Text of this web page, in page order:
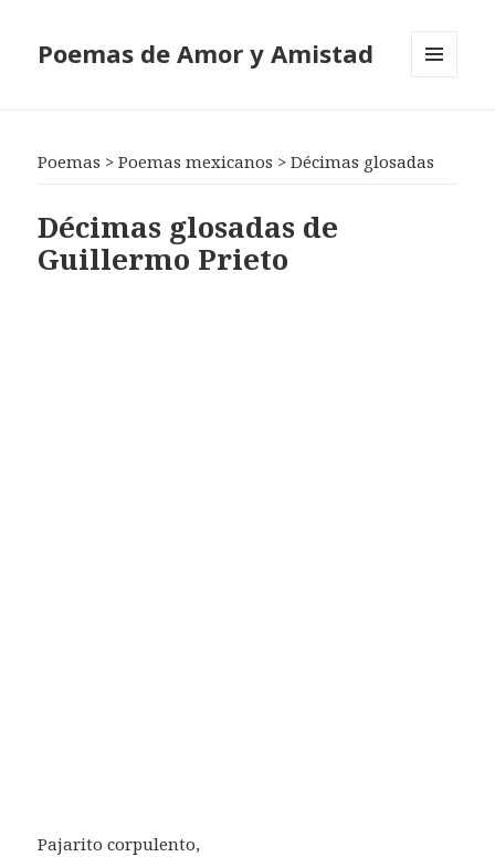
Poemas de Amor y Amistad
Poemas >Poemas mexicanos >Décimas glosadas
Décimas glosadas de
Guillermo Prieto
Pajarito corpulento,